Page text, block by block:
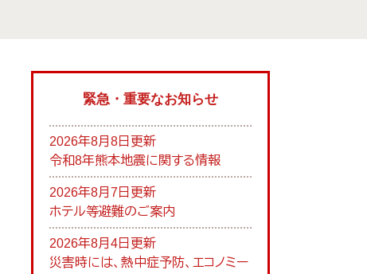
緊急・重要なお知らせ
2026年8月8日更新
令和8年熊本地震に関する情報
2026年8月7日更新
ホテル等避難のご案内
2026年8月4日更新
災害時には、熱中症予防、エコノミー